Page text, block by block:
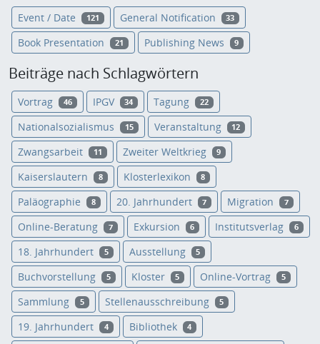
Event / Date 121 General Notification 33
Book Presentation 21 Publishing News 9
Beiträge nach Schlagwörtern
Vortrag 46 IPGV 34 Tagung 22
Nationalsozialismus 15 Veranstaltung 12
Zwangsarbeit 11 Zweiter Weltkrieg 9
Kaiserslautern 8 Klosterlexikon 8
Paläographie 8 20. Jahrhundert 7 Migration 7
Online-Beratung 7 Exkursion 6 Institutsverlag 6
18. Jahrhundert 5 Ausstellung 5
Buchvorstellung 5 Kloster 5 Online-Vortrag 5
Sammlung 5 Stellenausschreibung 5
19. Jahrhundert 4 Bibliothek 4